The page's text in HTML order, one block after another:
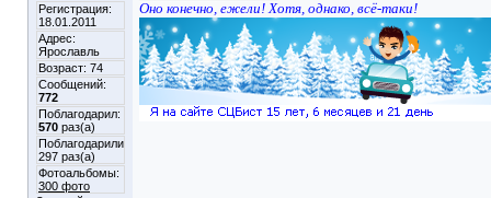
Регистрация:
18.01.2011
Адрес:
Ярославль
Возраст: 74
Сообщений:
772
Поблагодарил:
570 раз(а)
Поблагодарили
297 раз(а)
Фотоальбомы:
300 фото
Оно конечно, ежели! Хотя, однако, всё-таки!